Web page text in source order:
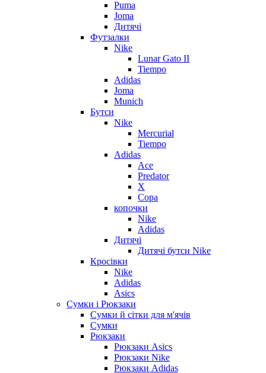
Puma
Joma
Дитячі
Футзалки
Nike
Lunar Gato II
Tiempo
Adidas
Joma
Munich
Бутси
Nike
Mercurial
Tiempo
Adidas
Ace
Predator
X
Copa
копочки
Nike
Adidas
Дитячі
Дитячі бутси Nike
Кросівки
Nike
Adidas
Asics
Сумки і Рюкзаки
Сумки й сітки для м'ячів
Сумки
Рюкзаки
Рюкзаки Asics
Рюкзаки Nike
Рюкзаки Adidas